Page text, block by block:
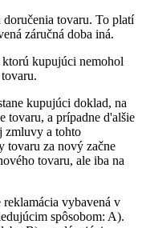
doručenia tovaru. To platí
záručná doba iná.
ktorú kupujúci nemohol
kupujúci doklad, na
tovaru, a prípadne d'alšie
zmluvy a tohto
tovaru za nový začne
tovaru, ale iba na
vybavená v
spôsobom: A).